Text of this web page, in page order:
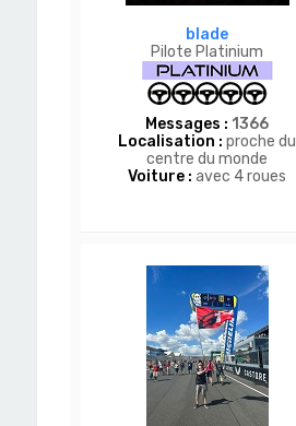
n
blade
Pilote Platinium
Messages : 1366
Localisation : proche du
centre du monde
Voiture : avec 4 roues